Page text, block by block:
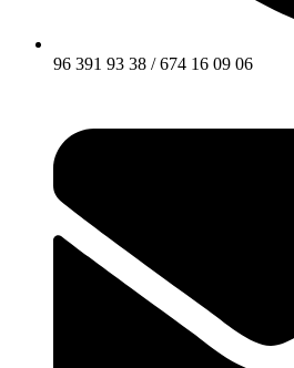
96 391 93 38 / 674 16 09 06